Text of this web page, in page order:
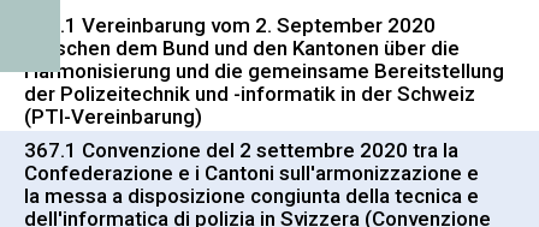
367.1 Vereinbarung vom 2. September 2020
zwischen dem Bund und den Kantonen über die
Harmonisierung und die gemeinsame Bereitstellung
der Polizeitechnik und -informatik in der Schweiz
(PTI-Vereinbarung)
367.1 Convenzione del 2 settembre 2020 tra la
Confederazione e i Cantoni sull'armonizzazione e
la messa a disposizione congiunta della tecnica e
dell'informatica di polizia in Svizzera (Convenzione